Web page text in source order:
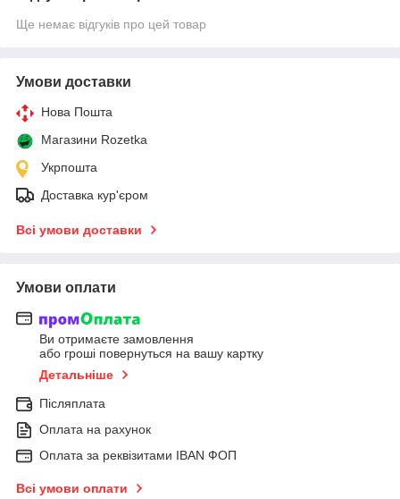
Ще немає відгуків про цей товар
Умови доставки
Нова Пошта
Магазини Rozetka
Укрпошта
Доставка кур'єром
Всі умови доставки
Умови оплати
Ви отримаєте замовлення
або гроші повернуться на вашу картку
Детальніше
Післяплата
Оплата на рахунок
Оплата за реквізитами IBAN ФОП
Всі умови оплати